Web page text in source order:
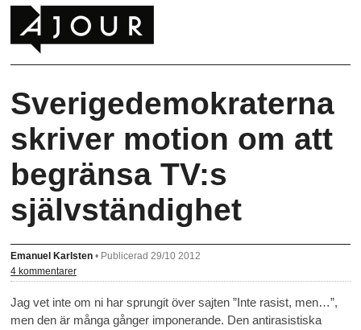
Sverigedemokraterna
skriver motion om att
begränsa TV:s
självständighet
Emanuel Karlsten • Publicerad 29/10 2012
4 kommentarer
Jag vet inte om ni har sprungit över sajten ”Inte rasist, men…”,
men den är många gånger imponerande. Den antirasistiska